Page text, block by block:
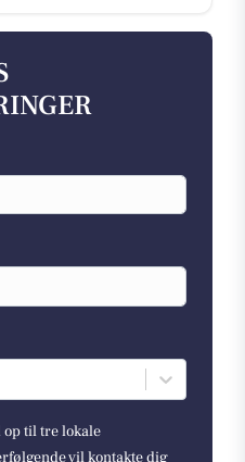
til tre lokale
vil kontakte dig